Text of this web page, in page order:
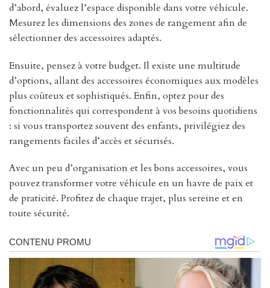
d’abord, évaluez l’espace disponible dans votre véhicule.
Mesurez les dimensions des zones de rangement afin de
sélectionner des accessoires adaptés.
Ensuite, pensez à votre budget. Il existe une multitude
d’options, allant des accessoires économiques aux modèles
plus coûteux et sophistiqués. Enfin, optez pour des
fonctionnalités qui correspondent à vos besoins quotidiens
: si vous transportez souvent des enfants, privilégiez des
rangements faciles d’accès et sécurisés.
Avec un peu d’organisation et les bons accessoires, vous
pouvez transformer votre véhicule en un havre de paix et
de praticité. Profitez de chaque trajet, plus sereine et en
toute sécurité.